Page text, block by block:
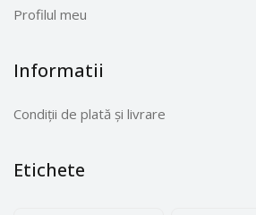
Profilul meu
Informatii
Condiții de plată și livrare
Etichete